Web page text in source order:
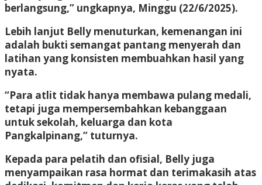
berlangsung,” ungkapnya, Minggu (22/6/2025).
Lebih lanjut Belly menuturkan, kemenangan ini
adalah bukti semangat pantang menyerah dan
latihan yang konsisten membuahkan hasil yang
nyata.
“Para atlit tidak hanya membawa pulang medali,
tetapi juga mempersembahkan kebanggaan
untuk sekolah, keluarga dan kota
Pangkalpinang,” tuturnya.
Kepada para pelatih dan ofisial, Belly juga
menyampaikan rasa hormat dan terimakasih atas